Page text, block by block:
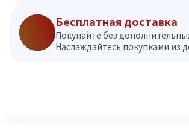
Бесплатная доставка
Покупайте без
Наслаждайтесь покупками из